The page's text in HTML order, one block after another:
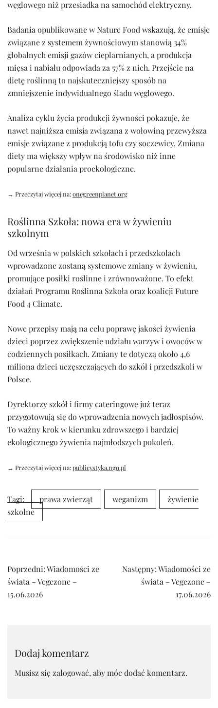
węglowego niż przesiadka na samochód elektryczny.
Badania opublikowane w Nature Food wskazują, że emisje
związane z systemem żywnościowym stanowią 34%
globalnych emisji gazów cieplarnianych, a produkcja
mięsa i nabiału odpowiada za 57% z nich. Przejście na
dietę roślinną to najskuteczniejszy sposób na
zmniejszenie indywidualnego śladu węglowego.
Analiza cyklu życia produkcji żywności pokazuje, że
nawet najniższa emisja związana z wołowiną przewyższa
emisje związane z produkcją tofu czy soczewicy. Zmiana
diety ma większy wpływ na środowisko niż inne
popularne działania proekologiczne.
→ Przeczytaj więcej na:onegreenplanet.org
Roślinna Szkoła: nowa era w żywieniu
szkolnym
Od września w polskich szkołach i przedszkolach
wprowadzone zostaną systemowe zmiany w żywieniu,
promujące posiłki roślinne i zrównoważone. To efekt
działań Programu Roślinna Szkoła oraz koalicji Future
Food 4 Climate.
Nowe przepisy mają na celu poprawę jakości żywienia
dzieci poprzez zwiększenie udziału warzyw i owoców w
codziennych posiłkach. Zmiany te dotyczą około 4,6
miliona dzieci uczęszczających do szkół i przedszkoli w
Polsce.
Dyrektorzy szkół i firmy cateringowe już teraz
przygotowują się do wprowadzenia nowych jadłospisów.
To ważny krok w kierunku zdrowszego i bardziej
ekologicznego żywienia najmłodszych pokoleń.
→ Przeczytaj więcej na:publicystyka.ngo.pl
Tagi: prawa zwierząt weganizm
żywienie
szkolne
Nawigacja
wpisu
Poprzedni:Wiadomości ze
świata – Vegezone –
15.06.2026
Następny:Wiadomości ze
świata – Vegezone –
17.06.2026
Dodaj komentarz
Musisz sięzalogować, aby móc dodać komentarz.